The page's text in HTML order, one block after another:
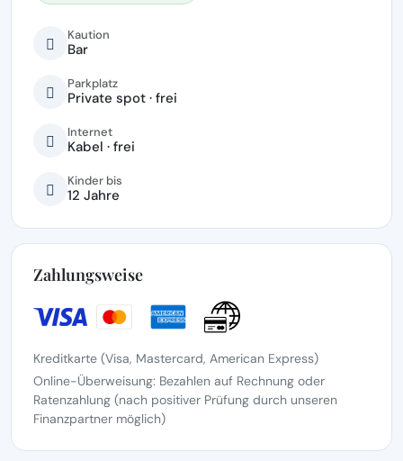
Kaution
Bar
Parkplatz
Private spot · frei
Internet
Kabel · frei
Kinder bis
12 Jahre
Zahlungsweise
Kreditkarte (Visa, Mastercard, American Express)
Online-Überweisung: Bezahlen auf Rechnung oder
Ratenzahlung (nach positiver Prüfung durch unseren
Finanzpartner möglich)